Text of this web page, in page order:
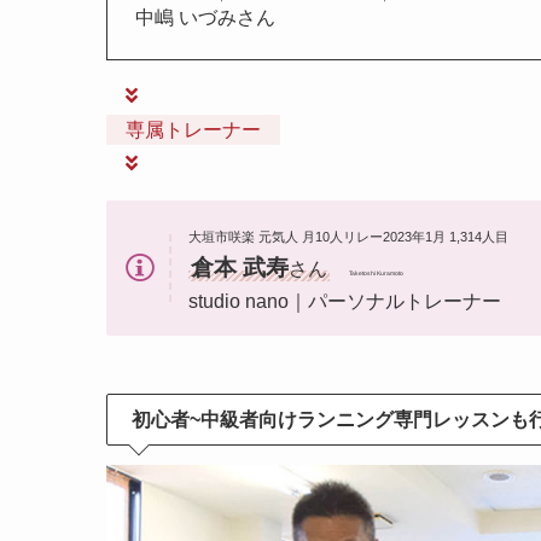
中嶋 いづみさん
専属トレーナー
大垣市咲楽 元気人 月10人リレー2023年1月 1,314人目
倉本 武寿さん Taketoshi Kuramoto
studio nano｜パーソナルトレーナー
初心者~中級者向けランニング専門レッスンも